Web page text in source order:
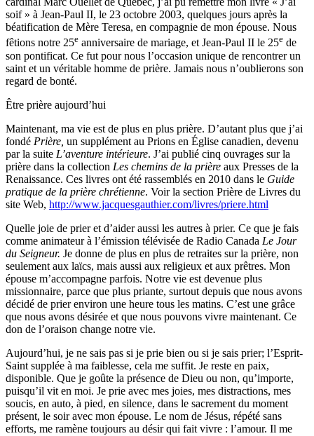
soif » à Jean-Paul II, le 23 octobre 2003, quelques jours après la
béatification de Mère Teresa, en compagnie de mon épouse. Nous
fêtions notre 25e anniversaire de mariage, et Jean-Paul II le 25e de
son pontificat. Ce fut pour nous l’occasion unique de rencontrer un
saint et un véritable homme de prière. Jamais nous n’oublierons son
regard de bonté.
Être prière aujourd’hui
Maintenant, ma vie est de plus en plus prière. D’autant plus que j’ai
fondé Prière, un supplément au Prions en Église canadien, devenu
par la suite L’aventure intérieure. J’ai publié cinq ouvrages sur la
prière dans la collection Les chemins de la prière aux Presses de la
Renaissance. Ces livres ont été rassemblés en 2010 dans le Guide
pratique de la prière chrétienne. Voir la section Prière de Livres du
site Web, http://www.jacquesgauthier.com/livres/priere.html
Quelle joie de prier et d’aider aussi les autres à prier. Ce que je fais
comme animateur à l’émission télévisée de Radio Canada Le Jour
du Seigneur. Je donne de plus en plus de retraites sur la prière, non
seulement aux laïcs, mais aussi aux religieux et aux prêtres. Mon
épouse m’accompagne parfois. Notre vie est devenue plus
missionnaire, parce que plus priante, surtout depuis que nous avons
décidé de prier environ une heure tous les matins. C’est une grâce
que nous avons désirée et que nous pouvons vivre maintenant. Ce
don de l’oraison change notre vie.
Aujourd’hui, je ne sais pas si je prie bien ou si je sais prier; l’Esprit-
Saint supplée à ma faiblesse, cela me suffit. Je reste en paix,
disponible. Que je goûte la présence de Dieu ou non, qu’importe,
puisqu’il vit en moi. Je prie avec mes joies, mes distractions, mes
soucis, en auto, à pied, en silence, dans le sacrement du moment
présent, le soir avec mon épouse. Le nom de Jésus, répété sans
efforts, me ramène toujours au désir qui fait vivre : l’amour. Il me